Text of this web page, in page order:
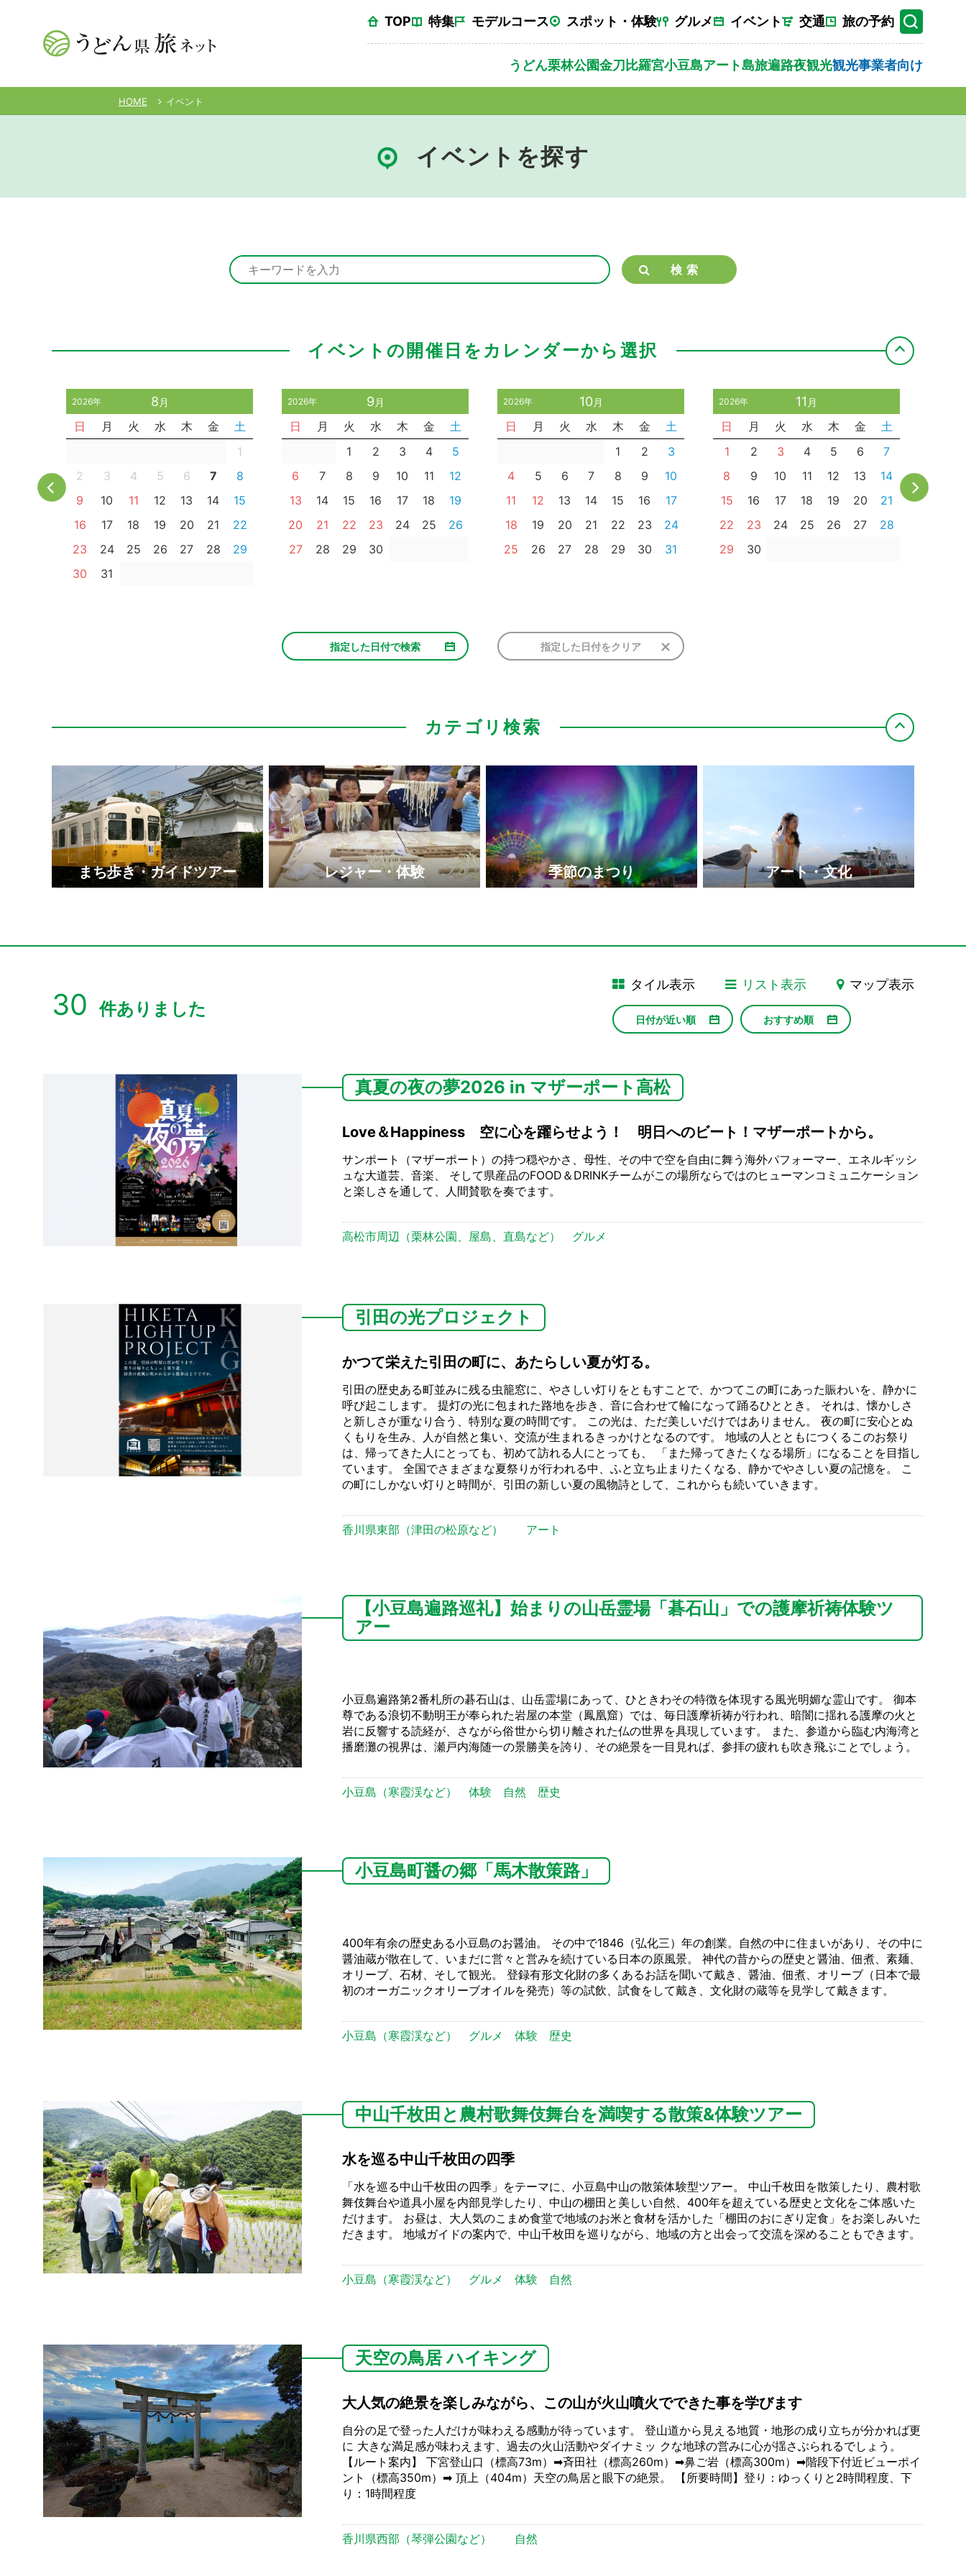
TOP 特集 モデルコース スポット・体験 グルメ イベント 交通 旅の予約
うどん栗林公園金刀比羅宮小豆島アート島旅遍路夜観光観光事業者向け
HOME イベント
イベントを探す
検索
イベントの開催日をカレンダーから選択
2026年 8 月
日 月 火 水 木 金
土
1
2
3 4 5 6 7
8
9
10 11 12 13 14
15
16
17 18 19 20 21
22
23
24 25 26 27 28
29
30
31
2026年 9 月
日 月 火 水 木 金
土
1
2 3 4
5
6
7 8 9 10 11
12
13
14 15 16 17 18
19
20
21 22 23 24 25
26
27
28 29 30
2026年 10月
日 月 火 水 木 金
土
1
2
3
4
5 6 7 8 9
10
11
12 13 14 15 16
17
18
19 20 21 22 23
24
25
26 27 28 29 30 31
2026年 11 月
日 月 火 水 木 金
土
1
2 3 4 5 6
7
8
9 10 11 12 13
14
15
16 17 18 19 20
21
22
23 24 25 26 27
28
29
30
指定した日付で検索 指定した日付をクリア
カテゴリ検索
まち歩き・ガイドツアー レジャー・体験 季節のまつり アート・文化
30 件ありました
タイル表示 リスト表示 マップ表示
日付が近い順 おすすめ順
真夏の夜の夢2026 in マザーポート高松
Love＆Happiness 空に心を躍らせよう！ 明日へのビート！マザーポートから。
サンポート（マザーポート）の持つ穏やかさ、母性、その中で空を自由に舞う海外パフォーマー、エネルギッシ
ュな大道芸、音楽、 そして県産品のFOOD＆DRINKチームがこの場所ならではのヒューマンコミュニケーション
と楽しさを通して、人間賛歌を奏でます。
高松市周辺（栗林公園、屋島、直島など） グルメ
引田の光プロジェクト
かつて栄えた引田の町に、あたらしい夏が灯る。
引田の歴史ある町並みに残る虫籠窓に、やさしい灯りをともすことで、かつてこの町にあった賑わいを、静かに
呼び起こします。 提灯の光に包まれた路地を歩き、音に合わせて輪になって踊るひととき。 それは、懐かしさ
と新しさが重なり合う、特別な夏の時間です。 この光は、ただ美しいだけではありません。 夜の町に安心とぬ
くもりを生み、人が自然と集い、交流が生まれるきっかけとなるのです。 地域の人とともにつくるこのお祭り
は、帰ってきた人にとっても、初めて訪れる人にとっても、 「また帰ってきたくなる場所」になることを目指し
ています。 全国でさまざまな夏祭りが行われる中、ふと立ち止まりたくなる、静かでやさしい夏の記憶を。 こ
の町にしかない灯りと時間が、引田の新しい夏の風物詩として、これからも続いていきます。
香川県東部（津田の松原など） アート
【小豆島遍路巡礼】始まりの山岳霊場「碁石山」での護摩祈祷体験ツ
アー
小豆島遍路第2番札所の碁石山は、山岳霊場にあって、ひときわその特徴を体現する風光明媚な霊山です。 御本
尊である浪切不動明王が奉られた岩屋の本堂（鳳凰窟）では、毎日護摩祈祷が行われ、暗闇に揺れる護摩の火と
岩に反響する読経が、さながら俗世から切り離された仏の世界を具現しています。 また、参道から臨む内海湾と
播磨灘の視界は、瀬戸内海随一の景勝美を誇り、その絶景を一目見れば、参拝の疲れも吹き飛ぶことでしょう。
小豆島（寒霞渓など） 体験 自然 歴史
小豆島町醤の郷「馬木散策路」
400年有余の歴史ある小豆島のお醤油。 その中で1846（弘化三）年の創業。自然の中に住まいがあり、その中に
醤油蔵が散在して、いまだに営々と営みを続けている日本の原風景。 神代の昔からの歴史と醤油、佃煮、素麺、
オリーブ、石材、そして観光。 登録有形文化財の多くあるお話を聞いて戴き、醤油、佃煮、オリーブ（日本で最
初のオーガニックオリーブオイルを発売）等の試飲、試食をして戴き、文化財の蔵等を見学して戴きます。
小豆島（寒霞渓など） グルメ 体験 歴史
中山千枚田と農村歌舞伎舞台を満喫する散策&体験ツアー
水を巡る中山千枚田の四季
「水を巡る中山千枚田の四季」をテーマに、小豆島中山の散策体験型ツアー。 中山千枚田を散策したり、農村歌
舞伎舞台や道具小屋を内部見学したり、中山の棚田と美しい自然、400年を超えている歴史と文化をご体感いた
だけます。 お昼は、大人気のこまめ食堂で地域のお米と食材を活かした「棚田のおにぎり定食」をお楽しみいた
だきます。 地域ガイドの案内で、中山千枚田を巡りながら、地域の方と出会って交流を深めることもできます。
小豆島（寒霞渓など） グルメ 体験 自然
天空の鳥居 ハイキング
大人気の絶景を楽しみながら、この山が火山噴火でできた事を学びます
自分の足で登った人だけが味わえる感動が待っています。 登山道から見える地質・地形の成り立ちが分かれば更
に 大きな満足感が味わえます、過去の火山活動やダイナミッ クな地球の営みに心が揺さぶられるでしょう。
【ルート案内】 下宮登山口（標高73m）➡斉田社（標高260m）➡鼻ご岩（標高300m）➡階段下付近ビューポイ
ント（標高350m）➡ 頂上（404m）天空の鳥居と眼下の絶景。 【所要時間】登り：ゆっくりと2時間程度、下
り：1時間程度
香川県西部（琴弾公園など） 自然